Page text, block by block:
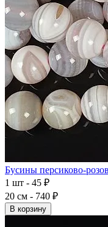
Бусины персиково-
1 шт - 45 ₽
20 см - 740 ₽
В корзину